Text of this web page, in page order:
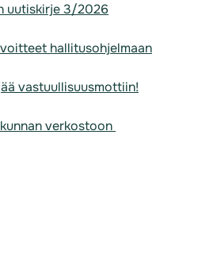
uutiskirje 3/2026
hallitusohjelmaan
vastuullisuusmottiin!
verkostoon